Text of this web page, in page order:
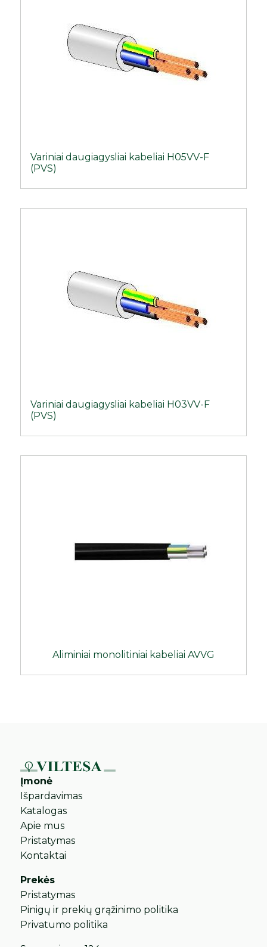
Variniai daugiagysliai kabeliai H05VV-F
(PVS)
Variniai daugiagysliai kabeliai H03VV-F
(PVS)
Aliminiai monolitiniai kabeliai AVVG
Įmonė
Išpardavimas
Katalogas
Apie mus
Pristatymas
Kontaktai
Prekės
Pristatymas
Pinigų ir prekių grąžinimo politika
Privatumo politika